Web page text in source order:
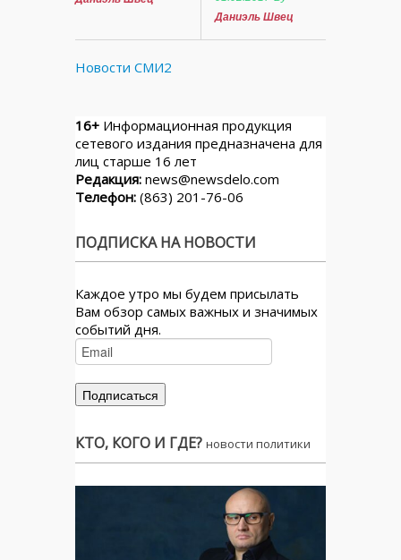
Даниэль Швец
Новости СМИ2
16+ Информационная продукция
сетевого издания предназначена для
лиц старше 16 лет
Редакция: news@newsdelo.com
Телефон: (863) 201-76-06
ПОДПИСКА НА НОВОСТИ
Каждое утро мы будем присылать
Вам обзор самых важных и значимых
событий дня.
КТО, КОГО И ГДЕ? новости политики